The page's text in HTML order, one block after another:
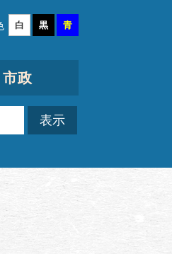
白 黒 青
市政